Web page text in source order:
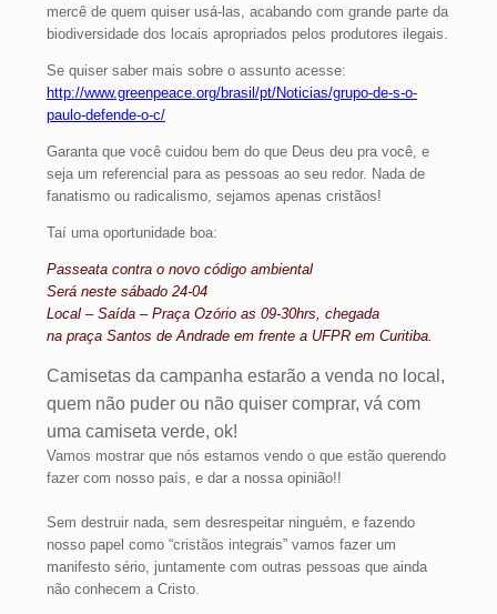
mercê de quem quiser usá-las, acabando com grande parte da
biodiversidade dos locais apropriados pelos produtores ilegais.
Se quiser saber mais sobre o assunto acesse:
http://www.greenpeace.org/brasil/pt/Noticias/grupo-de-s-o-
paulo-defende-o-c/
Garanta que você cuidou bem do que Deus deu pra você, e
seja um referencial para as pessoas ao seu redor. Nada de
fanatismo ou radicalismo, sejamos apenas cristãos!
Taí uma oportunidade boa:
Passeata contra o novo código ambiental
Será neste sábado 24-04
Local – Saída – Praça Ozório as 09-30hrs, chegada
na praça Santos de Andrade em frente a UFPR em Curitiba.
Camisetas da campanha estarão a venda no local,
quem não puder ou não quiser comprar, vá com
uma camiseta verde, ok!
Vamos mostrar que nós estamos vendo o que estão querendo
fazer com nosso país, e dar a nossa opinião!!
Sem destruir nada, sem desrespeitar ninguém, e fazendo
nosso papel como “cristãos integrais” vamos fazer um
manifesto sério, juntamente com outras pessoas que ainda
não conhecem a Cristo.